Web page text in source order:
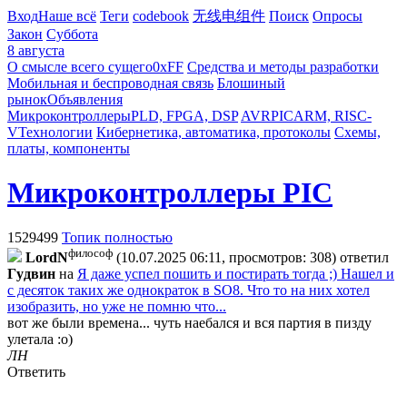
ВходНаше всё Теги codebook 无线电组件 Поиск Опросы
Закон Суббота
8 августа
О смысле всего сущего0xFF Средства и методы разработки
Мобильная и беспроводная связь Блошиный
рынокОбъявления
МикроконтроллерыPLD, FPGA, DSP AVRPICARM, RISC-
VТехнологии Кибернетика, автоматика, протоколы Схемы,
платы, компоненты
Микроконтроллеры PIC
1529499 Топик полностью
LordNфилософ (10.07.2025 06:11, просмотров: 308) ответил
Гyдвин на Я даже успел пошить и постирать тогда ;) Нашел и
с десяток таких же однократок в SO8. Что то на них хотел
изобразить, но уже не помню что...
вот же были времена... чуть наебался и вся партия в пизду
улетала :о)
ЛН
Ответить